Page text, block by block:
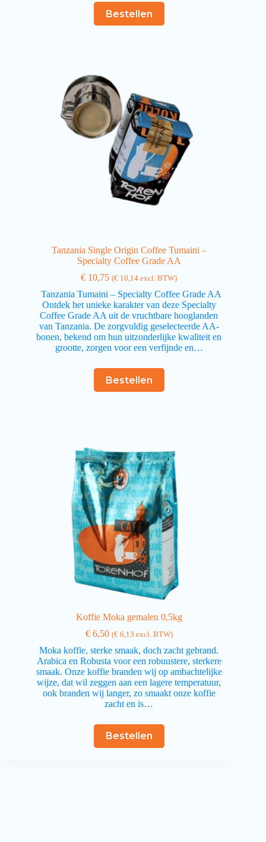
Bestellen
Tanzania Single Origin Coffee Tumaini –
Specialty Coffee Grade AA
€ 10,75 (€ 10,14 excl. BTW)
Tanzania Tumaini – Specialty Coffee Grade AA
Ontdek het unieke karakter van deze Specialty
Coffee Grade AA uit de vruchtbare hooglanden
van Tanzania. De zorgvuldig geselecteerde AA-
bonen, bekend om hun uitzonderlijke kwaliteit en
grootte, zorgen voor een verfijnde en…
Bestellen
Koffie Moka gemalen 0,5kg
€6,50 (€6,13 excl. BTW)
Moka koffie, sterke smaak, doch zacht gebrand.
Arabica en Robusta voor een robuustere, sterkere
smaak. Onze koffie branden wij op ambachtelijke
wijze, dat wil zeggen aan een lagere temperatuur,
ook branden wij langer, zo smaakt onze koffie
zacht en is…
Bestellen